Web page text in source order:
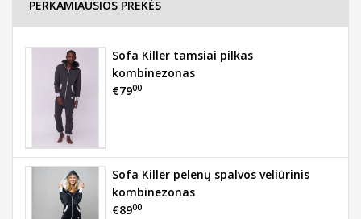
PERKAMIAUSIOS PREKĖS
Sofa Killer tamsiai pilkas
kombinezonas
€7900
Sofa Killer pelenų spalvos veliūrinis
kombinezonas
€8900